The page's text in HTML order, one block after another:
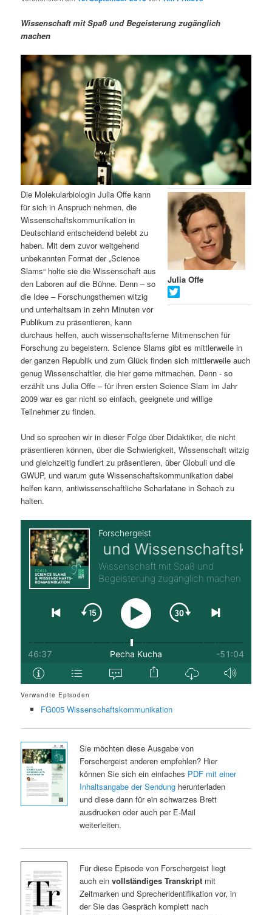
ä
r
e
I
n
h
a
l
t
s
p
r
i
n
g
e
n
n
d
ä
e
n
I
n
h
a
l
t
s
p
r
i
n
g
e
n
n
v
i
g
t
i
o
Wissenschaft mit Spaß und Begeisterung zugänglich
machen
Julia Offe
Die Molekularbiologin Julia Offe kann
für sich in Anspruch nehmen, die
Wissenschaftskommunikation in
Deutschland entscheidend belebt zu
haben. Mit dem zuvor weitgehend
unbekannten Format der „Science
Slams“ holte sie die Wissenschaft aus
den Laboren auf die Bühne. Denn – so
die Idee – Forschungsthemen witzig
und unterhaltsam in zehn Minuten vor
Publikum zu präsentieren, kann
durchaus helfen, auch wissenschaftsferne Mitmenschen für
Forschung zu begeistern. Science Slams gibt es mittlerweile in
der ganzen Republik und zum Glück finden sich mittlerweile auch
genug Wissenschaftler, die hier gerne mitmachen. Denn - so
erzählt uns Julia Offe – für ihren ersten Science Slam im Jahr
2009 war es gar nicht so einfach, geeignete und willige
Teilnehmer zu finden.
Und so sprechen wir in dieser Folge über Didaktiker, die nicht
präsentieren können, über die Schwierigkeit, Wissenschaft witzig
und gleichzeitig fundiert zu präsentieren, über Globuli und die
GWUP, und warum gute Wissenschaftskommunikation dabei
helfen kann, antiwissenschaftliche Scharlatane in Schach zu
halten.
Verwandte Episoden
FG005 Wissenschaftskommunikation
Sie möchten diese Ausgabe von
Forschergeist anderen empfehlen? Hier
können Sie sich ein einfaches PDF mit einer
Inhaltsangabe der Sendungherunterladen
und diese dann für ein schwarzes Brett
ausdrucken oder auch per E-Mail
weiterleiten.
Für diese Episode von Forschergeist liegt
auch ein vollständiges Transkriptmit
Zeitmarken und Sprecheridentifikation vor, in
der Sie das Gespräch komplett nach